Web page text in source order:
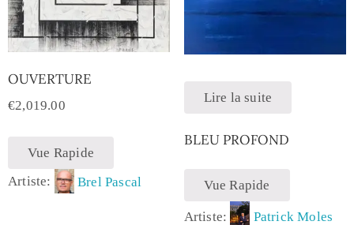
OUVERTURE
€2,019.00
Vue Rapide
Artiste:
Brel Pascal
Lire la suite
BLEU PROFOND
Vue Rapide
Artiste: Patrick Moles